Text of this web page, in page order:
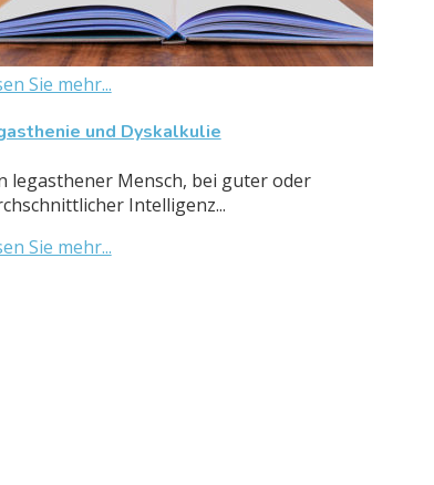
Sie mehr...
und Dyskalkulie
legasthener Mensch, bei guter oder
Intelligenz...
Sie mehr...